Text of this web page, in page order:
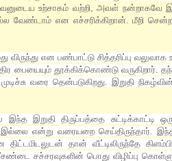
உற்சாகம் வற்றி, அவள் நன்றாகவே
வேண்டாம் என எச்சரிக்கிறான். மீறி
என பண்பாட்டு சித்தரிப்பு வலுவாக
பையையும் தூக்கிக்கொண்டு வருகிறார்.
வரை தென்படுகிறது. இறுதி
இறுதி திருப்பத்தை சுட்டிக்காட்டி
இல்லை என்று வரையறை செய்திருந்தார்.
தான் வீட்டிலிருந்தே
சச்சரவுகளின் பொது விழிப்பு